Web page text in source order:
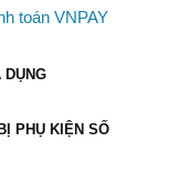
toán VNPAY
PHỤ KIỆN SỐ